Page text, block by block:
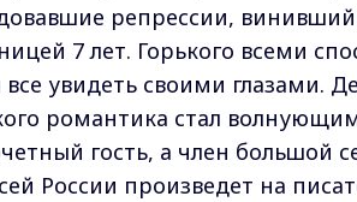
репрессии, винивший
7 лет. Горького всеми
увидеть своими глазами.
романтика стал
гость, а член большой
России произведет на